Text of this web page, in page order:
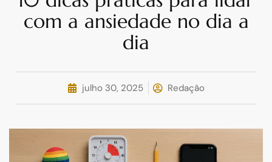
com a ansiedade no dia a
dia
julho 30, 2025 Redação